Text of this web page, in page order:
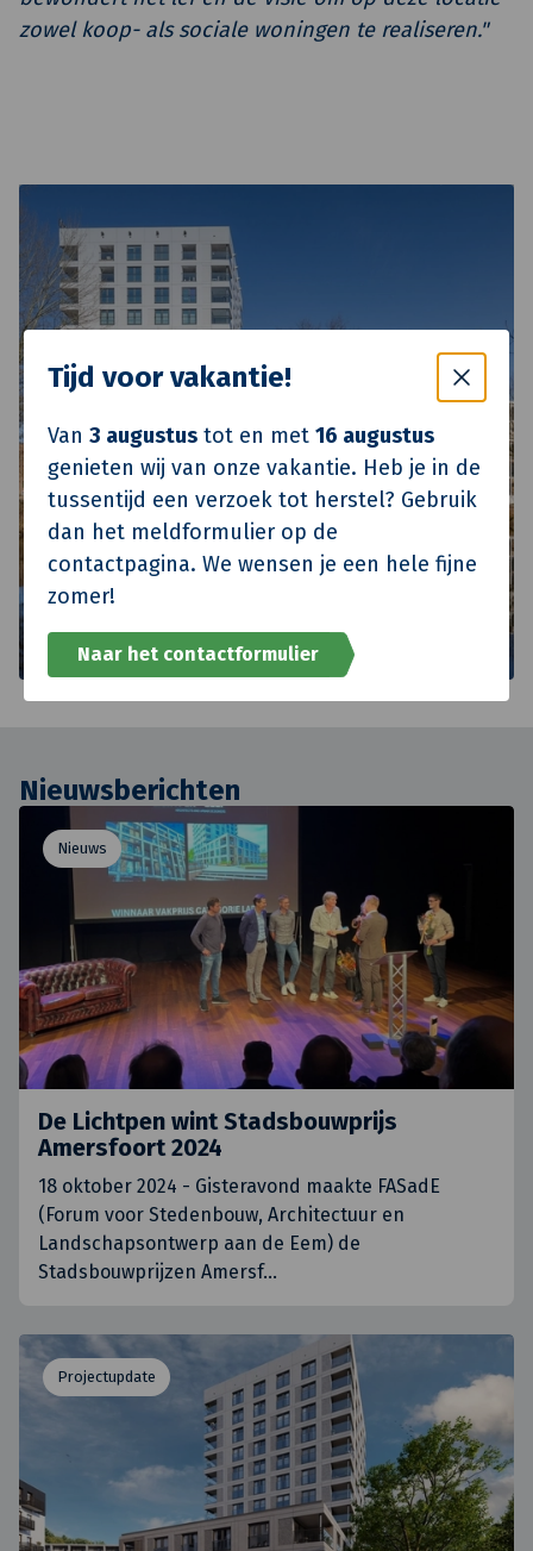
Tijd voor vakantie!
Van 3 augustus tot en met 16 augustus
genieten wij van onze vakantie. Heb je in de
tussentijd een verzoek tot herstel? Gebruik
dan het meldformulier op de
contactpagina. We wensen je een hele fijne
zomer!
Naar het contactformulier
zowel koop- als sociale woningen te realiseren."
Nieuwsberichten
Nieuws
De Lichtpen wint Stadsbouwprijs
Amersfoort 2024
18 oktober 2024 - Gisteravond maakte FASadE
(Forum voor Stedenbouw, Architectuur en
Landschapsontwerp aan de Eem) de
Stadsbouwprijzen Amersf…
Projectupdate